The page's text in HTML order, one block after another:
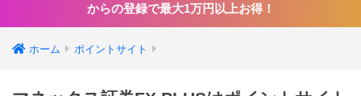
からの登録で最大1万円以上お得！
ホーム ポイントサイト